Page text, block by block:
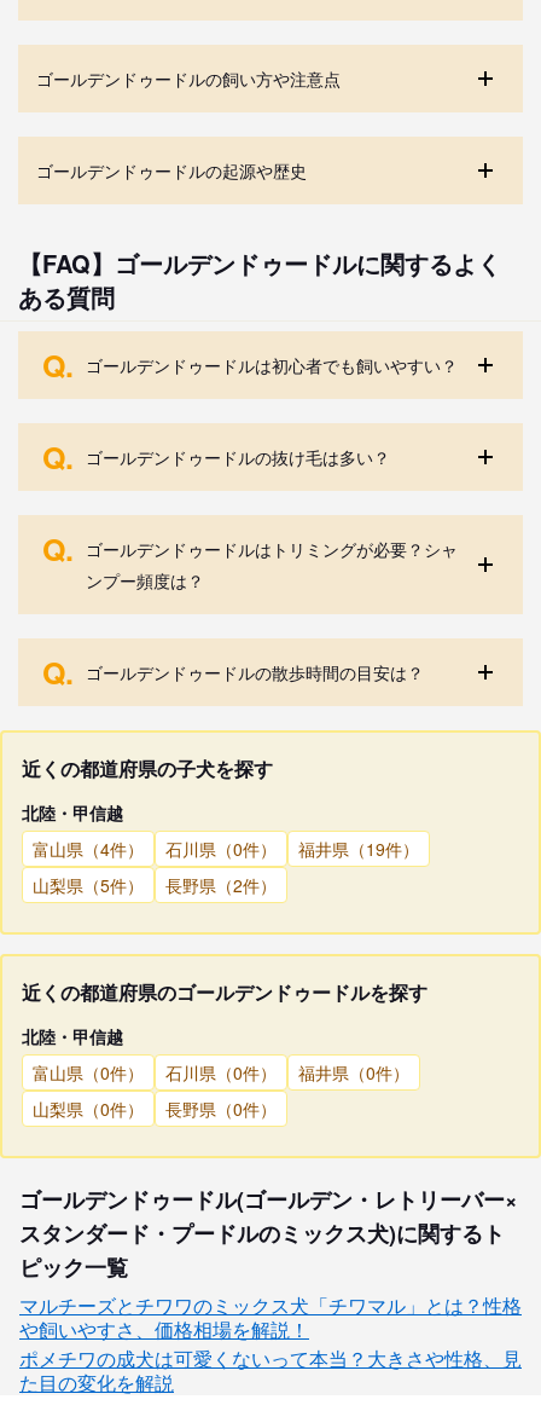
ゴールデンドゥードルの飼い方や注意点
ゴールデンドゥードルの起源や歴史
【FAQ】ゴールデンドゥードルに関するよく
ある質問
Q. ゴールデンドゥードルは初心者でも飼いやすい？
Q. ゴールデンドゥードルの抜け毛は多い？
Q.
ゴールデンドゥードルはトリミングが必要？シャ
ンプー頻度は？
Q. ゴールデンドゥードルの散歩時間の目安は？
近くの都道府県の子犬を探す
北陸・甲信越
富山県（4件）
石川県（0件）
福井県（19件）
山梨県（5件）
長野県（2件）
近くの都道府県のゴールデンドゥードルを探す
北陸・甲信越
富山県（0件）
石川県（0件）
福井県（0件）
山梨県（0件）
長野県（0件）
ゴールデンドゥードル(ゴールデン・レトリーバー×
スタンダード・プードルのミックス犬)に関するト
ピック一覧
マルチーズとチワワのミックス犬「チワマル」とは？性格
や飼いやすさ、価格相場を解説！
ポメチワの成犬は可愛くないって本当？大きさや性格、見
た目の変化を解説